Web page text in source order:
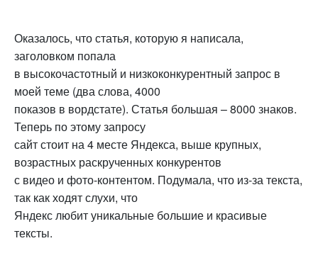
Оказалось, что статья, которую я написала,
заголовком попала
в высокочастотный и низкоконкурентный запрос в
моей теме (два слова, 4000
показов в вордстате). Статья большая – 8000 знаков.
Теперь по этому запросу
сайт стоит на 4 месте Яндекса, выше крупных,
возрастных раскрученных конкурентов
с видео и фото-контентом. Подумала, что из-за текста,
так как ходят слухи, что
Яндекс любит уникальные большие и красивые
тексты.